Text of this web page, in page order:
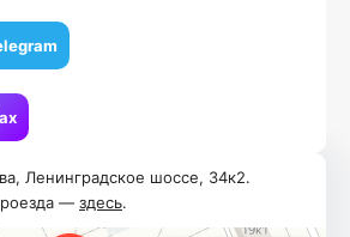
Ленинградское шоссе, 34к2.
— здесь.